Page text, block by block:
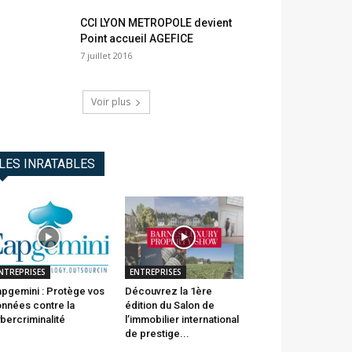
CCI LYON METROPOLE devient
Point accueil AGEFICE
7 juillet 2016
Voir plus
LES INRATABLES
: Protège vos
contre la
ENTREPRISES
Découvrez la 1ère
édition du Salon de
l’immobilier international
de prestige...